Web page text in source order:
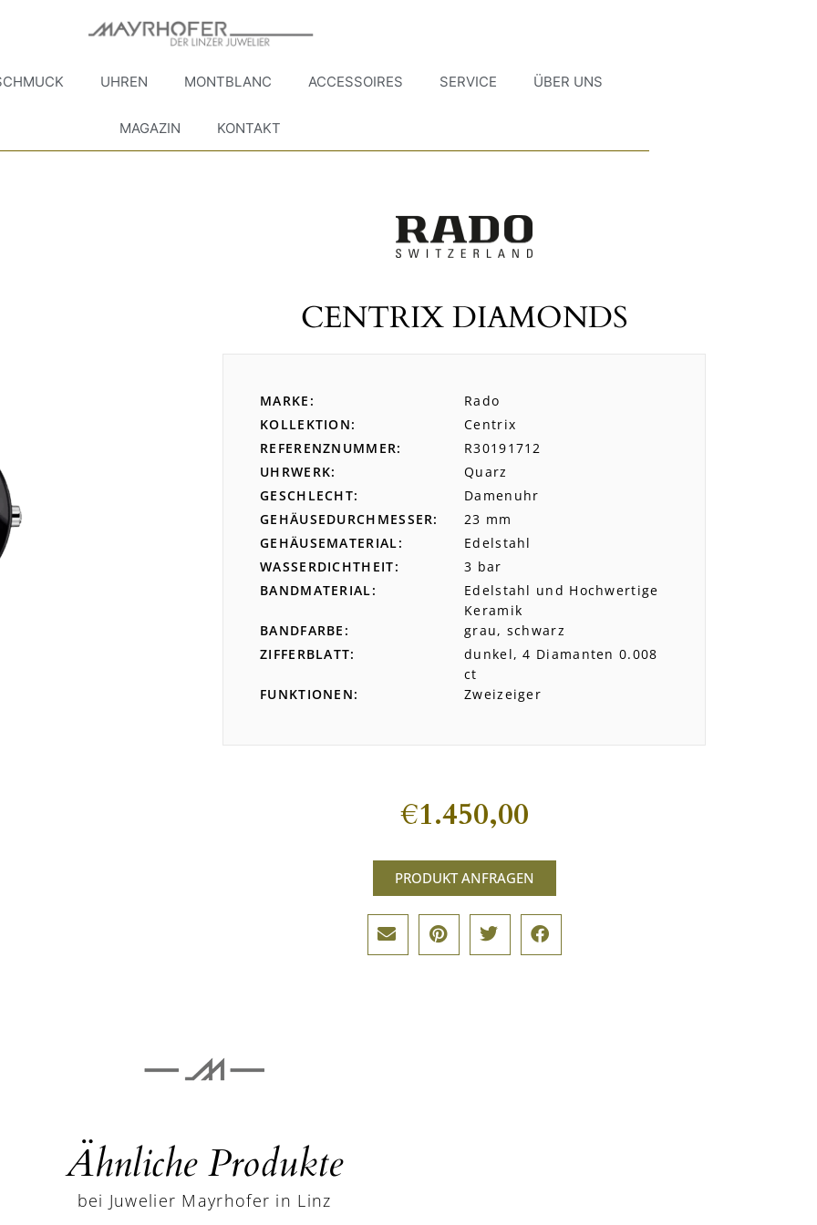
UHREN MONTBLANC ACCESSOIRES SERVICE ÜBER UNS
MAGAZIN KONTAKT
CENTRIX DIAMONDS
MARKE
Rado
KOLLEKTION
Centrix
REFERENZNUMMER
R30191712
UHRWERK
Quarz
GESCHLECHT
Damenuhr
GEHÄUSEDURCHMESSER
23 mm
GEHÄUSEMATERIAL
Edelstahl
WASSERDICHTHEIT
3 bar
BANDMATERIAL
Edelstahl und Hochwertige
Keramik
BANDFARBE
grau, schwarz
ZIFFERBLATT
dunkel, 4 Diamanten 0.008
ct
FUNKTIONEN
Zweizeiger
€1.450,00
PRODUKT ANFRAGEN
Ähnliche Produkte
bei Juwelier Mayrhofer in Linz